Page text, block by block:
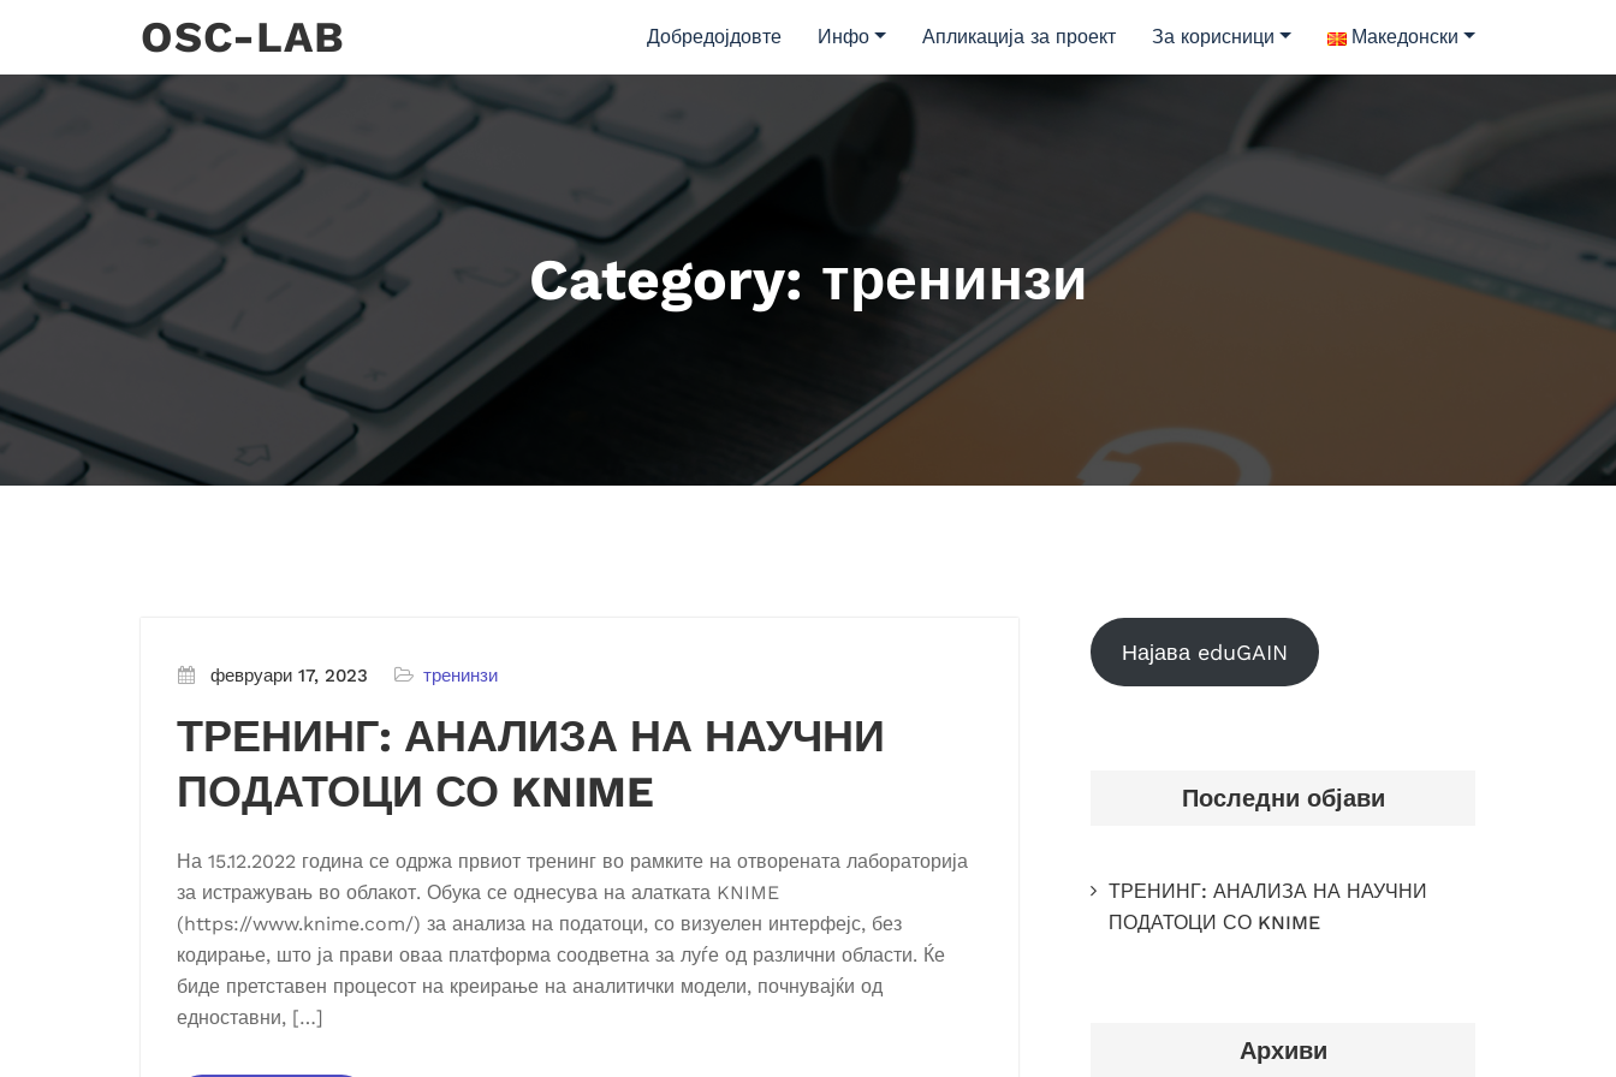
content
OSC-LAB Добредојдовте Инфо Апликација за проект За корисници Македонски
Category: тренинзи
февруари 17, 2023 тренинзи
ТРЕНИНГ: АНАЛИЗА НА НАУЧНИ
ПОДАТОЦИ СО KNIME
На 15.12.2022 година се одржа првиот тренинг во рамките на отворената лабораторија
за истражувањ во облакот. Обука се однесува на алатката KNIME
(https://www.knime.com/) за анализа на податоци, со визуелен интерфејс, без
кодирање, што ја прави оваа платформа соодветна за луѓе од различни области. Ќе
биде претставен процесот на креирање на аналитички модели, почнувајќи од
едноставни, […]
Најава eduGAIN
Последни објави
ТРЕНИНГ: АНАЛИЗА НА НАУЧНИ
ПОДАТОЦИ СО KNIME
Архиви